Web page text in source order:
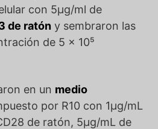
con 5μg/ml de
de ratón y sembraron las
de 5 x 10⁵
en un medio
por R10 con 1μg/mL
de ratón, 5μg/mL de